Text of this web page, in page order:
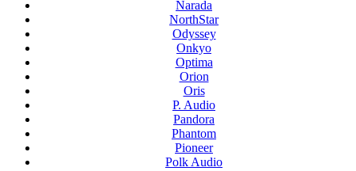
Narada
NorthStar
Odyssey
Onkyo
Optima
Orion
Oris
P. Audio
Pandora
Phantom
Pioneer
Polk Audio